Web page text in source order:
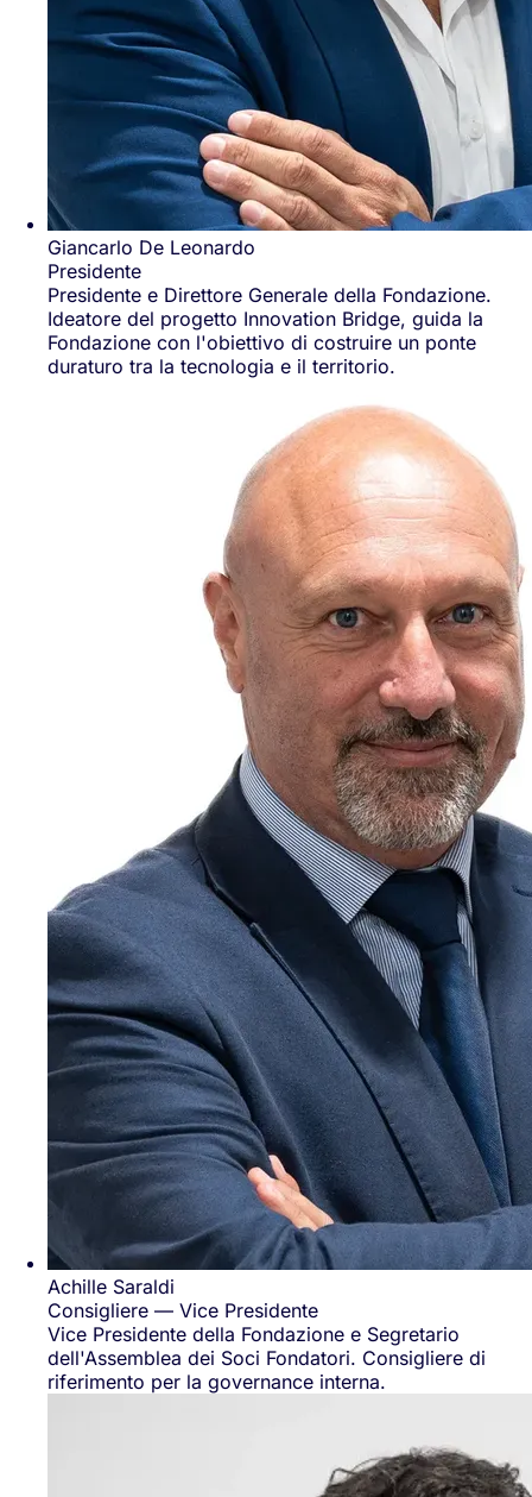
Giancarlo De Leonardo
Presidente
Presidente e Direttore Generale della Fondazione.
Ideatore del progetto Innovation Bridge, guida la
Fondazione con l'obiettivo di costruire un ponte
duraturo tra la tecnologia e il territorio.
Achille Saraldi
Consigliere — Vice Presidente
Vice Presidente della Fondazione e Segretario
dell'Assemblea dei Soci Fondatori. Consigliere di
riferimento per la governance interna.